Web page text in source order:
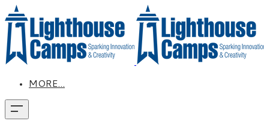
MORE...